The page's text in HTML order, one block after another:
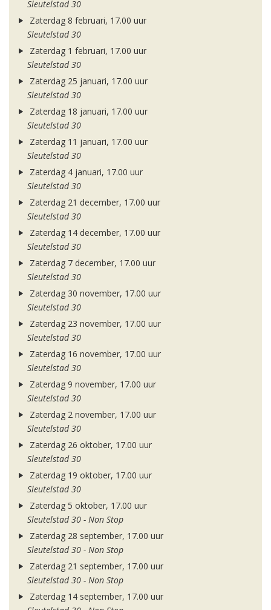
Sleutelstad 30
Zaterdag 8 februari, 17.00 uur
Sleutelstad 30
Zaterdag 1 februari, 17.00 uur
Sleutelstad 30
Zaterdag 25 januari, 17.00 uur
Sleutelstad 30
Zaterdag 18 januari, 17.00 uur
Sleutelstad 30
Zaterdag 11 januari, 17.00 uur
Sleutelstad 30
Zaterdag 4 januari, 17.00 uur
Sleutelstad 30
Zaterdag 21 december, 17.00 uur
Sleutelstad 30
Zaterdag 14 december, 17.00 uur
Sleutelstad 30
Zaterdag 7 december, 17.00 uur
Sleutelstad 30
Zaterdag 30 november, 17.00 uur
Sleutelstad 30
Zaterdag 23 november, 17.00 uur
Sleutelstad 30
Zaterdag 16 november, 17.00 uur
Sleutelstad 30
Zaterdag 9 november, 17.00 uur
Sleutelstad 30
Zaterdag 2 november, 17.00 uur
Sleutelstad 30
Zaterdag 26 oktober, 17.00 uur
Sleutelstad 30
Zaterdag 19 oktober, 17.00 uur
Sleutelstad 30
Zaterdag 5 oktober, 17.00 uur
Sleutelstad 30 - Non Stop
Zaterdag 28 september, 17.00 uur
Sleutelstad 30 - Non Stop
Zaterdag 21 september, 17.00 uur
Sleutelstad 30 - Non Stop
Zaterdag 14 september, 17.00 uur